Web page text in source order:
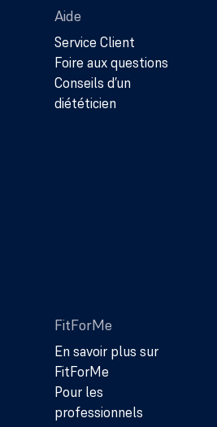
Aide
Service Client
Foire aux questions
Conseils d’un
diététicien
FitForMe
En savoir plus sur
FitForMe
Pour les
professionnels